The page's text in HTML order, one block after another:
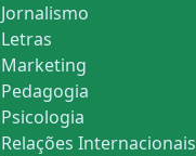
Jornalismo
Letras
Marketing
Pedagogia
Psicologia
Relações Internacionais